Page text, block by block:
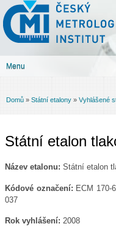
Český
metrologický
institut
Menu
Jste zde
Domů » Státní etalony » Vyhlášené
Státní etalon
Název etalonu: Státní etalon
Kódové označení: ECM 170-
037
Rok vyhlášení: 2008